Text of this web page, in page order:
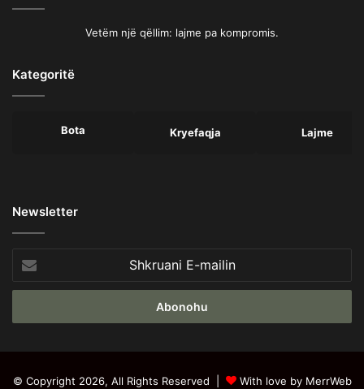
Vetëm një qëllim: lajme pa kompromis.
Kategoritë
Bota Kryefaqja Lajme
Newsletter
E-
mailin
© Copyright 2026, All Rights Reserved | With love by MerrWeb